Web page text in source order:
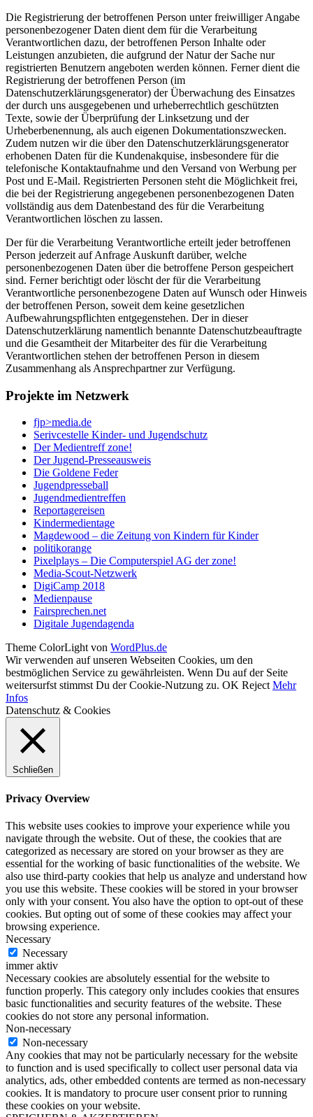
Die Registrierung der betroffenen Person unter freiwilliger Angabe
personenbezogener Daten dient dem für die Verarbeitung
Verantwortlichen dazu, der betroffenen Person Inhalte oder
Leistungen anzubieten, die aufgrund der Natur der Sache nur
registrierten Benutzern angeboten werden können. Ferner dient die
Registrierung der betroffenen Person (im
Datenschutzerklärungsgenerator) der Überwachung des Einsatzes
der durch uns ausgegebenen und urheberrechtlich geschützten
Texte, sowie der Überprüfung der Linksetzung und der
Urheberbenennung, als auch eigenen Dokumentationszwecken.
Zudem nutzen wir die über den Datenschutzerklärungsgenerator
erhobenen Daten für die Kundenakquise, insbesondere für die
telefonische Kontaktaufnahme und den Versand von Werbung per
Post und E-Mail. Registrierten Personen steht die Möglichkeit frei,
die bei der Registrierung angegebenen personenbezogenen Daten
vollständig aus dem Datenbestand des für die Verarbeitung
Verantwortlichen löschen zu lassen.
Der für die Verarbeitung Verantwortliche erteilt jeder betroffenen
Person jederzeit auf Anfrage Auskunft darüber, welche
personenbezogenen Daten über die betroffene Person gespeichert
sind. Ferner berichtigt oder löscht der für die Verarbeitung
Verantwortliche personenbezogene Daten auf Wunsch oder Hinweis
der betroffenen Person, soweit dem keine gesetzlichen
Aufbewahrungspflichten entgegenstehen. Der in dieser
Datenschutzerklärung namentlich benannte Datenschutzbeauftragte
und die Gesamtheit der Mitarbeiter des für die Verarbeitung
Verantwortlichen stehen der betroffenen Person in diesem
Zusammenhang als Ansprechpartner zur Verfügung.
Projekte im Netzwerk
fjp>media.de
Serivcestelle Kinder- und Jugendschutz
Der Medientreff zone!
Der Jugend-Presseausweis
Die Goldene Feder
Jugendpresseball
Jugendmedientreffen
Reportagereisen
Kindermedientage
Magdewood – die Zeitung von Kindern für Kinder
politikorange
Pixelplays – Die Computerspiel AG der zone!
Media-Scout-Netzwerk
DigiCamp 2018
Medienpause
Fairsprechen.net
Digitale Jugendagenda
Theme ColorLight von WordPlus.de
Wir verwenden auf unseren Webseiten Cookies, um den
bestmöglichen Service zu gewährleisten. Wenn Du auf der Seite
weitersurfst stimmst Du der Cookie-Nutzung zu. OK Reject Mehr
Infos
Datenschutz & Cookies
Schließen
Privacy Overview
This website uses cookies to improve your experience while you
navigate through the website. Out of these, the cookies that are
categorized as necessary are stored on your browser as they are
essential for the working of basic functionalities of the website. We
also use third-party cookies that help us analyze and understand how
you use this website. These cookies will be stored in your browser
only with your consent. You also have the option to opt-out of these
cookies. But opting out of some of these cookies may affect your
browsing experience.
Necessary
Necessary
immer aktiv
Necessary cookies are absolutely essential for the website to
function properly. This category only includes cookies that ensures
basic functionalities and security features of the website. These
cookies do not store any personal information.
Non-necessary
Non-necessary
Any cookies that may not be particularly necessary for the website
to function and is used specifically to collect user personal data via
analytics, ads, other embedded contents are termed as non-necessary
cookies. It is mandatory to procure user consent prior to running
these cookies on your website.